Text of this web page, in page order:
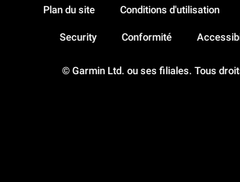
© Garmin Ltd. ou ses filiales. Tous
Plan du site Conditions d'utilisation
Security Conformité